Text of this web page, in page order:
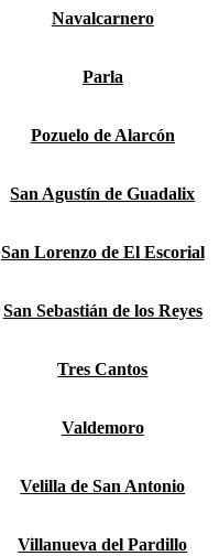
Navalcarnero
Parla
Pozuelo de Alarcón
San Agustín de Guadalix
San Lorenzo de El Escorial
San Sebastián de los Reyes
Tres Cantos
Valdemoro
Velilla de San Antonio
Villanueva del Pardillo